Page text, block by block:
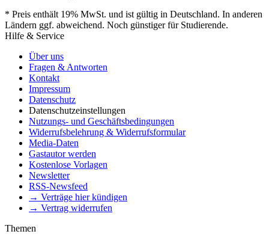
* Preis enthält 19% MwSt. und ist gültig in Deutschland. In anderen
Ländern ggf. abweichend. Noch günstiger für Studierende.
Hilfe & Service
Über uns
Fragen & Antworten
Kontakt
Impressum
Datenschutz
Datenschutzeinstellungen
Nutzungs- und Geschäftsbedingungen
Widerrufsbelehrung & Widerrufsformular
Media-Daten
Gastautor werden
Kostenlose Vorlagen
Newsletter
RSS-Newsfeed
→ Verträge hier kündigen
→ Vertrag widerrufen
Themen